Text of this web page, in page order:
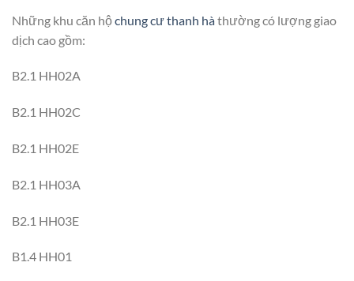
Những khu căn hộchung cư thanh hàthường có lượng giao
dịch cao gồm:
B2.1 HH02A
B2.1 HH02C
B2.1 HH02E
B2.1 HH03A
B2.1 HH03E
B1.4 HH01